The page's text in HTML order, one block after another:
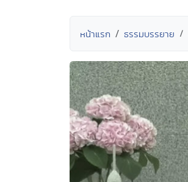
หน้าแรก ธรรมบรรยาย